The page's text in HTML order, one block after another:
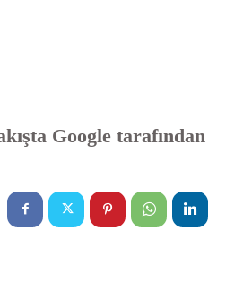
Google tarafından